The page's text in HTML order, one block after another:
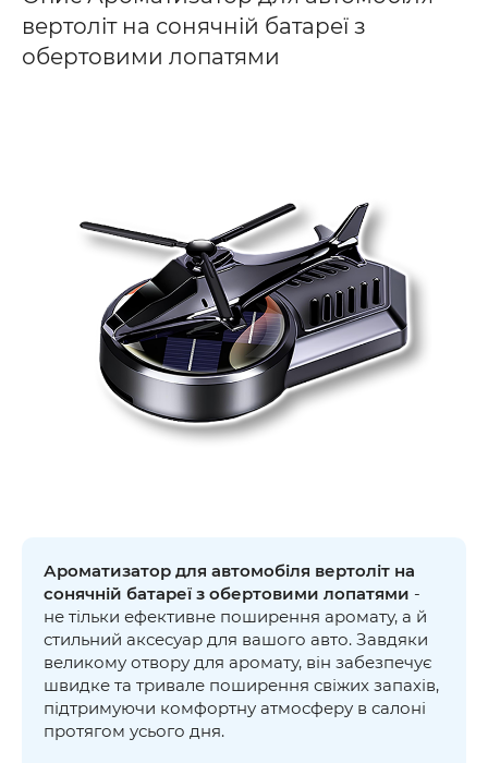
вертоліт на сонячній батареї з
обертовими лопатями
Ароматизатор для автомобіля вертоліт на
сонячній батареї з обертовими лопатями -
не тільки ефективне поширення аромату, а й
стильний аксесуар для вашого авто. Завдяки
великому отвору для аромату, він забезпечує
швидке та тривале поширення свіжих запахів,
підтримуючи комфортну атмосферу в салоні
протягом усього дня.